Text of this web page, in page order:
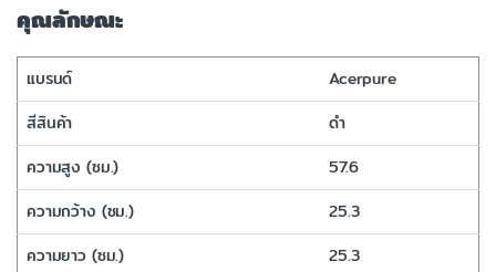
คุณลักษณะ
แบรนด์
Acerpure
สีสินค้า
ดำ
ความสูง (ซม.)
57.6
ความกว้าง (ซม.)
25.3
ความยาว (ซม.)
25.3